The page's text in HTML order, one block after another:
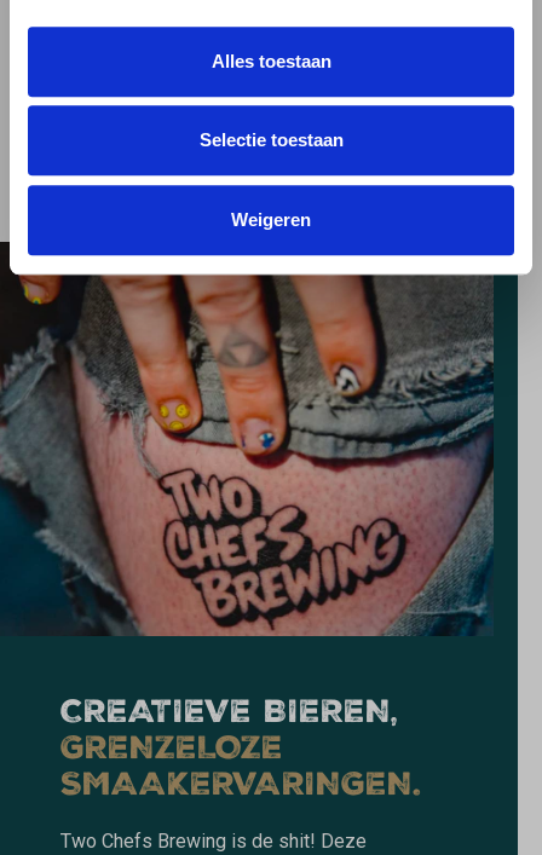
Alles toestaan
Selectie toestaan
Weigeren
Vleesgerechten , Zoete desserts
CREATIEVE BIEREN,
GRENZELOZE
SMAAKERVARINGEN.
Two Chefs Brewing is de shit! Deze